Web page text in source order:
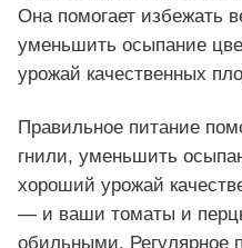
Она помогает избежать
уменьшить осыпание
урожай качественных
Правильное питание
гнили, уменьшить
хороший урожай
— и ваши томаты и
обильными. Регулярное